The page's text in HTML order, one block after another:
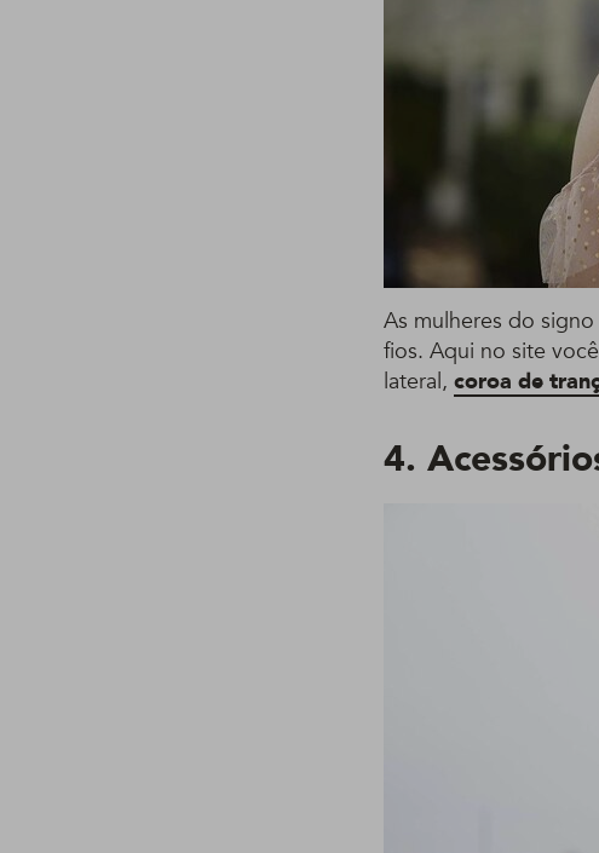
As mulheres do
fios. Aqui no site
lateral, coroa de
4.